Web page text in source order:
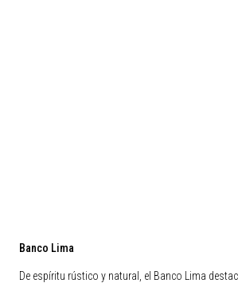
Banco Lima
De espíritu rústico y natural, el Banco Lima